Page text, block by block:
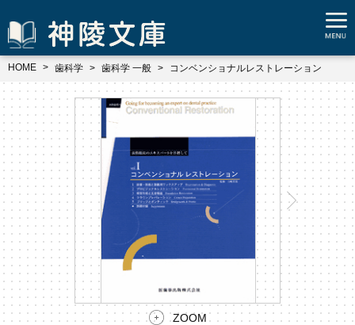
HOME 歯科学 歯科学 一般 コンベンショナルレストレーション
ZOOM